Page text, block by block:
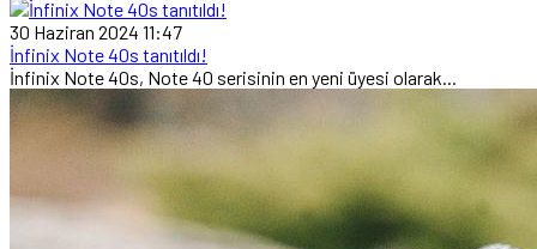
30 Haziran 2024 11:47
İnfinix Note 40s tanıtıldı!
İnfinix Note 40s, Note 40 serisinin en yeni üyesi olarak...